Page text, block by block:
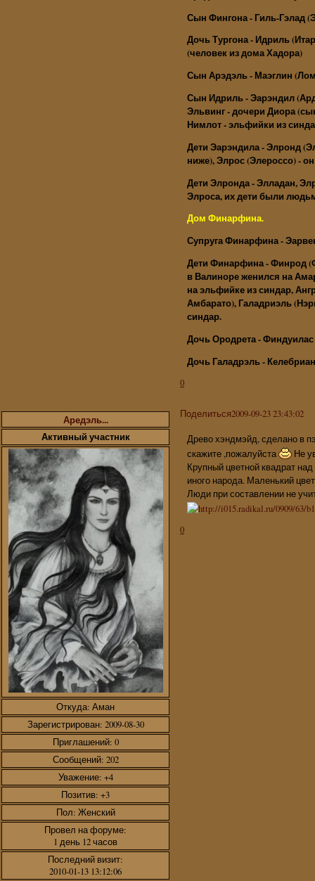
Сын Фингона - Гиль-Гэлад
Дочь Тургона - Идриль
(человек из дома Хадора)
Сын Арэдэль - Маэглин
Сын Идриль - Эарэндил
Эльвинг - дочери Диора
Нимлот - эльфийки из
Дети Эарэндила - Элронд
ниже), Элрос (Элероссо) -
Дети Элронда - Элладан,
Элроса, их дети были
Дом Финарфина.
Супруга Финарфина -
Дети Финарфина - Финрод
в Валиноре женился на
на эльфийке из синдар,
Амбарато), Галадриэль
синдар.
Дочь Ородрета -
Дочь Галадрэль -
0
Поделиться2009-09-23 23:43:02
Аредэль...
Активный участник
Откуда: Аман
Зарегистрирован: 2009-08-30
Приглашений: 0
Сообщений: 202
Уважение: +4
Позитив: +3
Пол: Женский
Провел на форуме:
1 день 12 часов
Последний визит:
2010-01-13 13:12:06
Древо хэндмэйд, сделано в
скажите ,пожалуйста
Не
Крупный цветной квадрат
иного народа. Маленький
Люди при составлении не
0